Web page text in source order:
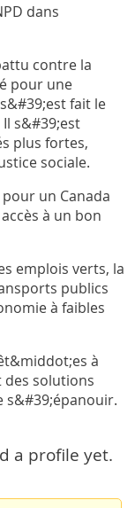
dans
contre la
pour une
fait le
s&#39;est
plus fortes,
sociale.
un Canada
à un bon
emplois verts, la
publics
à faibles
à
des solutions
s&#39;épanouir.
a profile yet.